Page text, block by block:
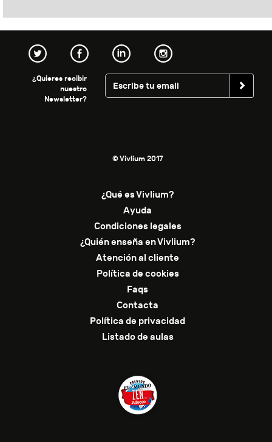
¿Quieres recibir
nuestro
Newsletter?
© Vivlium 2017
¿Qué es Vivlium?
Ayuda
Condiciones legales
¿Quién enseña en Vivlium?
Atención al cliente
Política de cookies
Faqs
Contacta
Política de privacidad
Listado de aulas